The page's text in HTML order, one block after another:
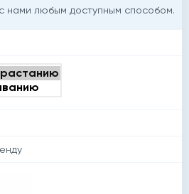
нами любым доступным способом.